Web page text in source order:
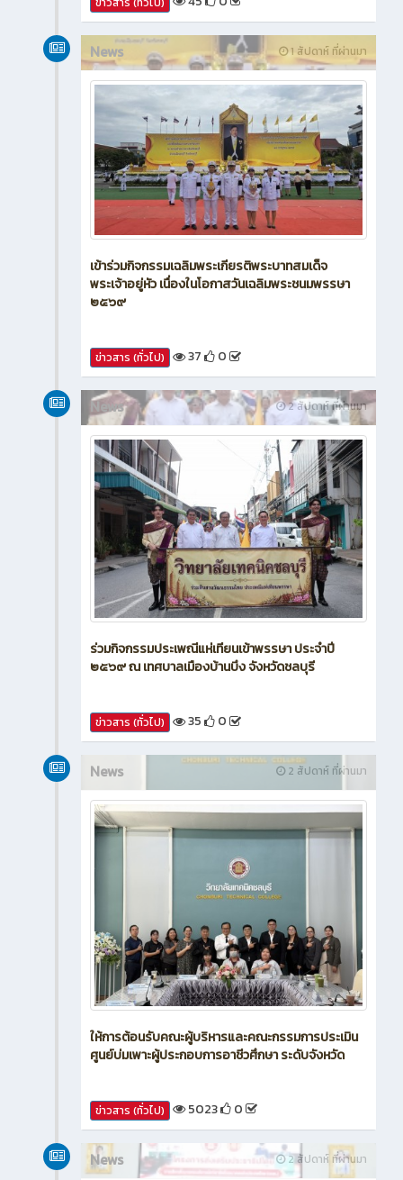
1 สัปดาห์ ที่ผ่านมา
News
เข้าร่วมกิจกรรมเฉลิมพระเกียรติพระบาทสมเด็จ
พระเจ้าอยู่หัว เนื่องในโอกาสวันเฉลิมพระชนมพรรษา
๒๕๖๙
ข่าวสาร (ทั่วไป) 37 0
2 สัปดาห์ ที่ผ่านมา
News
ร่วมกิจกรรมประเพณีแห่เทียนเข้าพรรษา ประจำปี
๒๕๖๙ ณ เทศบาลเมืองบ้านบึง จังหวัดชลบุรี
ข่าวสาร (ทั่วไป) 35 0
2 สัปดาห์ ที่ผ่านมา
News
ให้การต้อนรับคณะผู้บริหารและคณะกรรมการประเมิน
ศูนย์บ่มเพาะผู้ประกอบการอาชีวศึกษา ระดับจังหวัด
ข่าวสาร (ทั่วไป) 5023 0
2 สัปดาห์ ที่ผ่านมา
News